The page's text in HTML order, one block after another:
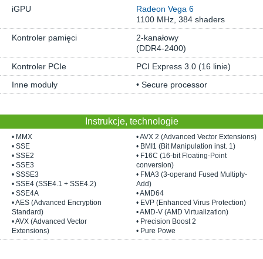
iGPU
Radeon Vega 6
1100 MHz, 384 shaders
Kontroler pamięci
2-kanałowy
(DDR4-2400)
Kontroler PCIe
PCI Express 3.0 (16 linie)
Inne moduły
• Secure processor
Instrukcje, technologie
• MMX
• SSE
• SSE2
• SSE3
• SSSE3
• SSE4 (SSE4.1 + SSE4.2)
• SSE4A
• AES (Advanced Encryption
Standard)
• AVX (Advanced Vector
Extensions)
• AVX 2 (Advanced Vector Extensions)
• BMI1 (Bit Manipulation inst. 1)
• F16C (16-bit Floating-Point
conversion)
• FMA3 (3-operand Fused Multiply-
Add)
• AMD64
• EVP (Enhanced Virus Protection)
• AMD-V (AMD Virtualization)
• Precision Boost 2
• Pure Powe